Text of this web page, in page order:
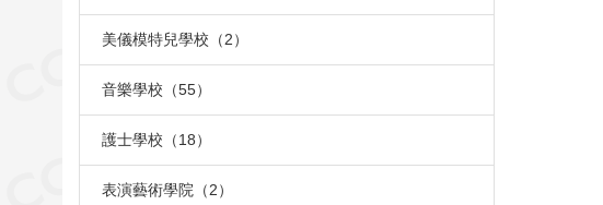
美儀模特兒學校（2）
音樂學校（55）
護士學校（18）
表演藝術學院（2）